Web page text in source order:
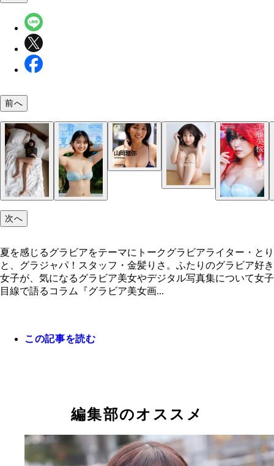
豊田ルナ『君がいた夏。』（撮影／熊谷貫）
工藤美桜『夏の扉』（撮影／岡本武志）
高崎かなみ『ひと夏の経験』（撮影／小塚毅之）
【デジタル限定】豊田ルナ写真集「君がいた夏。
／熊谷貫 価格／880円（税込） 『ウルトラマント
ー NEW GENERATION TIGA』のヒロイン・シズ
役で注目を集めた豊田ルナさんのザ・夏グラビア
「週プレ プラス！」＋Special山岡雅弥『なつのた
わ』 撮影／栗山秀作 「ミスマガジン2021」を
グラビア活動を本格化させた18歳。山岡雅弥さん
わわ」な夏グラビアです。晴天の熊本ロケ。本文
る笑顔など、活発な一面も堪能できます。純粋無
情が愛らしい。これぞ日本の夏である！
になるまでの１年を追いかけて。花火を楽しむ夏
カットだけじゃなく、雪にはしゃぐ姿や、愛猫と
姿など、いろんな宮崎さんが見られます。すでに
を買われた方も、是非チェックしてみてください！
【デジタル限定】工藤美桜写真集「【大増量】夏
撮影／岡本武志 価格／1,650円（税込） テーマは
少女。髪をバッサリ短くした工藤さんの少年のよ
邪気さと、少女のような繊細さを見事に表現して
【デジタル限定】高崎かなみ写真集「ひと夏の経
影／小塚毅之 価格／880円（税込） 無敵のグラド
高崎かなみさん渾身の夏グラビアです。清涼感
うよりは、ムンとした暑っ苦しさがポイント？
前へ
次へ
夏を感じるグラビアをテーマにトークグラビアライター・とり
と、グラジャパ！スタッフ・金髪りさ。ふたりのグラビア好き
女子が、気になるグラビア美女やデジタル写真集について女子
目線で語るコラム『グラビア美女画...
この記事を読む
編集部のオススメ